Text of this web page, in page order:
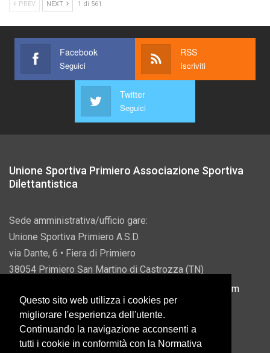
PREV NEXT 1 di 561
Facebook
Seguici
RSS
Iscriviti
Twitter
Seguici
Unione Sportiva Primiero Associazione Sportiva
Dilettantistica
Sede amministrativa/ufficio gare:
Unione Sportiva Primiero A.S.D.
via Dante, 6 • Fiera di Primiero
38054 Primiero San Martino di Castrozza (TN)
info@usprimiero.com
Questo sito web utilizza i cookies per
migliorare l'esperienza dell'utente.
Continuando la navigazione acconsenti a
tutti i cookie in conformità con la Normativa